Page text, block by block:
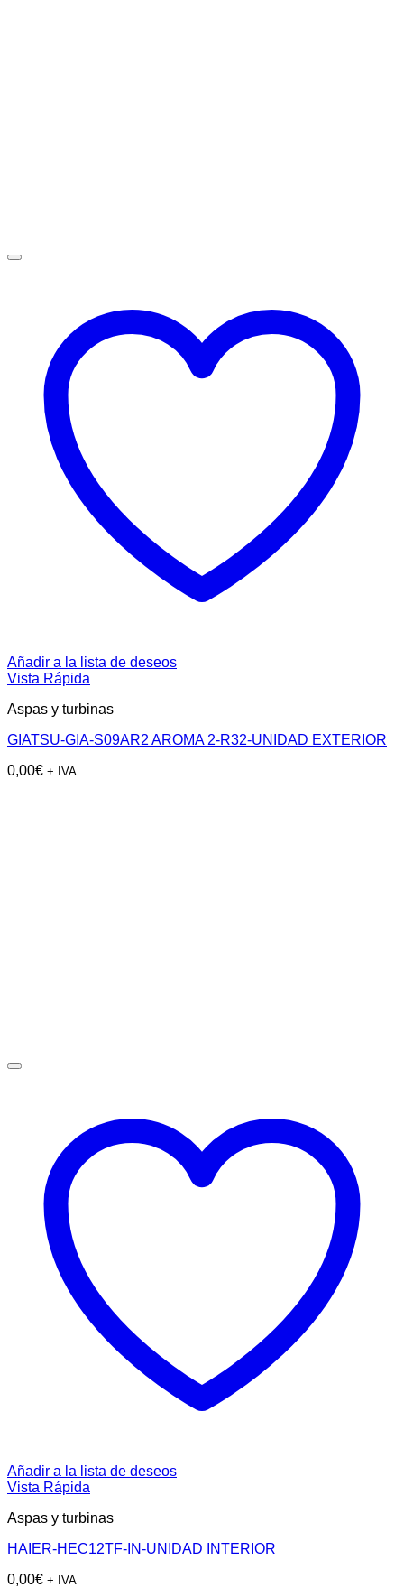
Añadir a la lista de deseos
Vista Rápida
Aspas y turbinas
GIATSU-GIA-S09AR2 AROMA 2-R32-UNIDAD EXTERIOR
0,00€ + IVA
Añadir a la lista de deseos
Vista Rápida
Aspas y turbinas
HAIER-HEC12TF-IN-UNIDAD INTERIOR
0,00€ + IVA